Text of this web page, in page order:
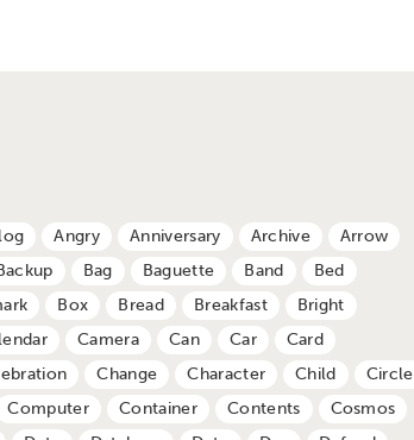
Angry Anniversary Archive
Arrow
Bag Baguette Band
Bed
Box Bread Breakfast
Bright
Camera Can Car
Card
Change Character Child
Circle
Computer Container Contents
Cosmos